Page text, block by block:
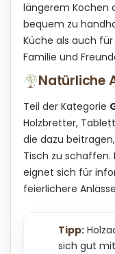
längerem Kochen
bequem zu
Küche als auch
Familie und
Natürliche
Teil der Kategorie
Holzbretter,
die dazu
Tisch zu schaffen.
eignet sich für
feierlichere
Tipp:
sich gut mit